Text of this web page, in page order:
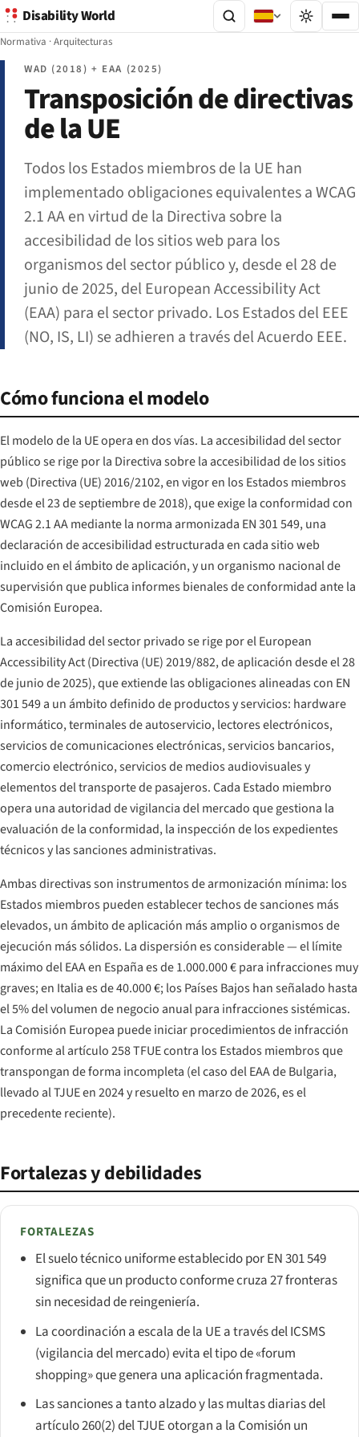
Disability World
Normativa ·Arquitecturas
WAD (2018) + EAA (2025)
Transposición de directivas
de la UE
Todos los Estados miembros de la UE han
implementado obligaciones equivalentes a WCAG
2.1 AA en virtud de la Directiva sobre la
accesibilidad de los sitios web para los
organismos del sector público y, desde el 28 de
junio de 2025, del European Accessibility Act
(EAA) para el sector privado. Los Estados del EEE
(NO, IS, LI) se adhieren a través del Acuerdo EEE.
Cómo funciona el modelo
El modelo de la UE opera en dos vías. La accesibilidad del sector
público se rige por la Directiva sobre la accesibilidad de los sitios
web (Directiva (UE) 2016/2102, en vigor en los Estados miembros
desde el 23 de septiembre de 2018), que exige la conformidad con
WCAG 2.1 AA mediante la norma armonizada EN 301 549, una
declaración de accesibilidad estructurada en cada sitio web
incluido en el ámbito de aplicación, y un organismo nacional de
supervisión que publica informes bienales de conformidad ante la
Comisión Europea.
La accesibilidad del sector privado se rige por el European
Accessibility Act (Directiva (UE) 2019/882, de aplicación desde el 28
de junio de 2025), que extiende las obligaciones alineadas con EN
301 549 a un ámbito definido de productos y servicios: hardware
informático, terminales de autoservicio, lectores electrónicos,
servicios de comunicaciones electrónicas, servicios bancarios,
comercio electrónico, servicios de medios audiovisuales y
elementos del transporte de pasajeros. Cada Estado miembro
opera una autoridad de vigilancia del mercado que gestiona la
evaluación de la conformidad, la inspección de los expedientes
técnicos y las sanciones administrativas.
Ambas directivas son instrumentos de armonización mínima: los
Estados miembros pueden establecer techos de sanciones más
elevados, un ámbito de aplicación más amplio o organismos de
ejecución más sólidos. La dispersión es considerable — el límite
máximo del EAA en España es de 1.000.000 € para infracciones muy
graves; en Italia es de 40.000 €; los Países Bajos han señalado hasta
el 5% del volumen de negocio anual para infracciones sistémicas.
La Comisión Europea puede iniciar procedimientos de infracción
conforme al artículo 258 TFUE contra los Estados miembros que
transpongan de forma incompleta (el caso del EAA de Bulgaria,
llevado al TJUE en 2024 y resuelto en marzo de 2026, es el
precedente reciente).
Fortalezas y debilidades
FORTALEZAS
El suelo técnico uniforme establecido por EN 301 549
significa que un producto conforme cruza 27 fronteras
sin necesidad de reingeniería.
La coordinación a escala de la UE a través del ICSMS
(vigilancia del mercado) evita el tipo de «forum
shopping» que genera una aplicación fragmentada.
Las sanciones a tanto alzado y las multas diarias del
artículo 260(2) del TJUE otorgan a la Comisión un